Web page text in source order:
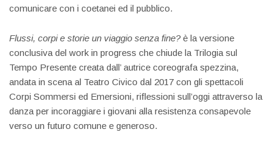
comunicare con i coetanei ed il pubblico.
Flussi, corpi e storie un viaggio senza fine?è la versione
conclusiva del work in progress che chiude la Trilogia sul
Tempo Presente creata dall’ autrice coreografa spezzina,
andata in scena al Teatro Civico dal 2017 con gli spettacoli
Corpi Sommersi ed Emersioni, riflessioni sull’oggi attraverso la
danza per incoraggiare i giovani alla resistenza consapevole
verso un futuro comune e generoso.